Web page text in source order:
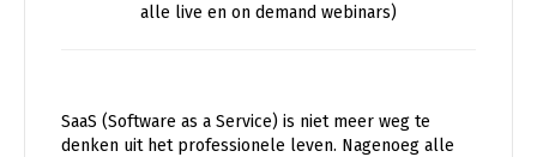
alle live en on demand webinars)
SaaS (Software as a Service) is niet meer weg te
denken uit het professionele leven. Nagenoeg alle